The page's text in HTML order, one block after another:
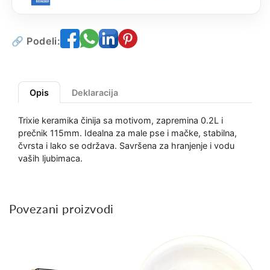
🔗 Podeli:
Opis Deklaracija
Trixie keramika činija sa motivom, zapremina 0.2L i
prečnik 115mm. Idealna za male pse i mačke, stabilna,
čvrsta i lako se održava. Savršena za hranjenje i vodu
vaših ljubimaca.
Povezani proizvodi